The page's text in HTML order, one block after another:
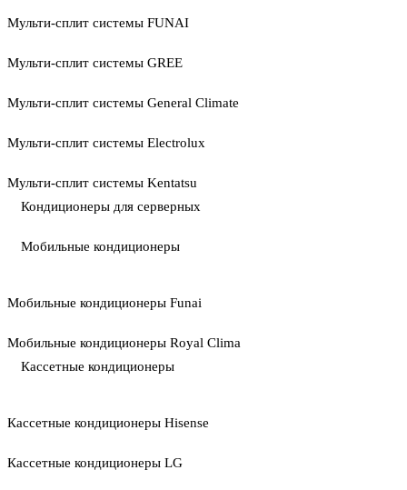
Мульти-сплит системы FUNAI
Мульти-сплит системы GREE
Мульти-сплит системы General Climate
Мульти-сплит системы Electrolux
Мульти-сплит системы Kentatsu
Кондиционеры для серверных
Мобильные кондиционеры
Мобильные кондиционеры Funai
Мобильные кондиционеры Royal Clima
Кассетные кондиционеры
Кассетные кондиционеры Hisense
Кассетные кондиционеры LG